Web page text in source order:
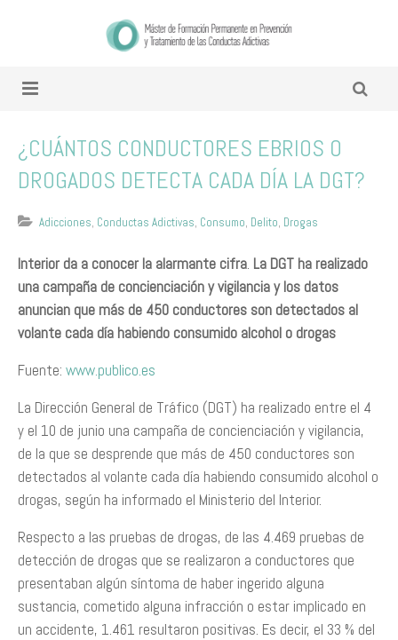
¿C​UÁNTOS CONDUCTORES EBRIOS O
DROGADOS DETECTA CADA DÍA LA DGT?
Adicciones, Conductas Adictivas, Consumo, Delito, Drogas
Interior da a conocer la alarmante cifra​. La DGT ha realizado
una campaña de concienciación y vigilancia y los datos
anuncian que más de 450 conductores son detectados al
volante cada día habiendo consumido alcohol o drogas
Fuente: www.publico.es
La Dirección General de Tráfico (DGT) ha realizado entre el 4
y el 10 de junio una campaña de concienciación y vigilancia,
de la que se desprende que más de 450 conductores son
detectados al volante cada día habiendo consumido alcohol o
drogas, según ha informado el Ministerio del Interior.
Respecto a las pruebas de drogas, de las 4.469 pruebas de
detección de drogas que se realizaron a conductores que
presentaban algún síntoma de haber ingerido alguna
sustancia, cometido alguna infracción o estar implicado en
un accidente, 1.461 resultaron positivas. Es decir, el 33 % del